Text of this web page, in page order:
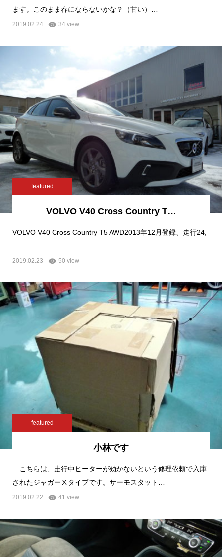
ます。このまま春にならないかな？（甘い）…
2019.02.24 34 view
featured
VOLVO V40 Cross Country T…
VOLVO V40 Cross Country T5 AWD2013年12月登録、走行24,
2019.02.23 50 view
featured
小林です
こちらは、走行中ヒーターが効かないという修理依頼で入庫
されたジャガーⅩタイプです。サーモスタット…
2019.02.22 41 view